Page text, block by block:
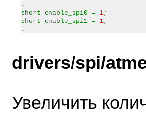
…
short enable_spi0 = 1;
short enable_spi1 = 1;
…
drivers/spi/
Увеличить